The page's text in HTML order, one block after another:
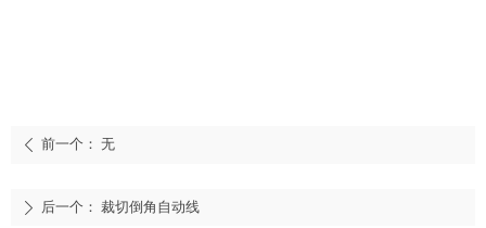
ꄴ 前一个： 无
ꄲ 后一个： 裁切倒角自动线